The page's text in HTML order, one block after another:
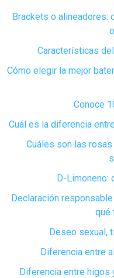
Brackets o alineadores:
Características
Cómo elegir la mejor
Conoce
Cuál es la diferencia
Cuáles son las
D-Limoneno:
Declaración
qué
Deseo sexual,
Diferencia entre
Diferencia entre higos